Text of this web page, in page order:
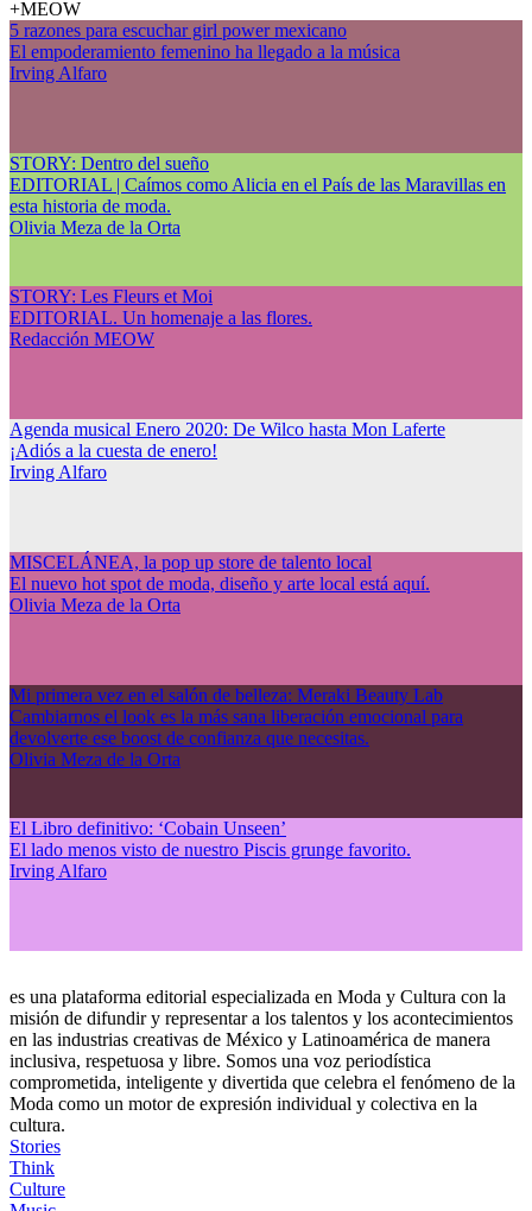
+MEOW
5 razones para escuchar girl power mexicano
El empoderamiento femenino ha llegado a la música
Irving Alfaro
STORY: Dentro del sueño
EDITORIAL | Caímos como Alicia en el País de las Maravillas en
esta historia de moda.
Olivia Meza de la Orta
STORY: Les Fleurs et Moi
EDITORIAL. Un homenaje a las flores.
Redacción MEOW
Agenda musical Enero 2020: De Wilco hasta Mon Laferte
¡Adiós a la cuesta de enero!
Irving Alfaro
MISCELÁNEA, la pop up store de talento local
El nuevo hot spot de moda, diseño y arte local está aquí.
Olivia Meza de la Orta
Mi primera vez en el salón de belleza: Meraki Beauty Lab
Cambiarnos el look es la más sana liberación emocional para
devolverte ese boost de confianza que necesitas.
Olivia Meza de la Orta
El Libro definitivo: ‘Cobain Unseen’
El lado menos visto de nuestro Piscis grunge favorito.
Irving Alfaro
es una plataforma editorial especializada en Moda y Cultura con la
misión de difundir y representar a los talentos y los acontecimientos
en las industrias creativas de México y Latinoamérica de manera
inclusiva, respetuosa y libre. Somos una voz periodística
comprometida, inteligente y divertida que celebra el fenómeno de la
Moda como un motor de expresión individual y colectiva en la
cultura.
Stories
Think
Culture